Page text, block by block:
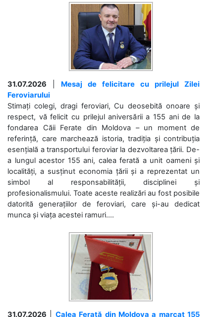
31.07.2026
Mesaj de felicitare cu prilejul Zilei
Feroviarului
Stimați colegi, dragi feroviari, Cu deosebită onoare și
respect, vă felicit cu prilejul aniversării a 155 ani de la
fondarea Căii Ferate din Moldova – un moment de
referință, care marchează istoria, tradiția și contribuția
esențială a transportului feroviar la dezvoltarea țării. De-
a lungul acestor 155 ani, calea ferată a unit oameni și
localități, a susținut economia țării și a reprezentat un
simbol al responsabilității, disciplinei și
profesionalismului. Toate aceste realizări au fost posibile
datorită generațiilor de feroviari, care și-au dedicat
munca și viața acestei ramuri....
31.07.2026
Calea Ferată din Moldova a marcat 155